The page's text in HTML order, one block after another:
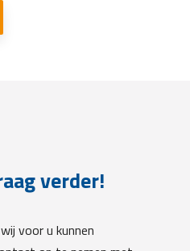
verder!
voor u kunnen